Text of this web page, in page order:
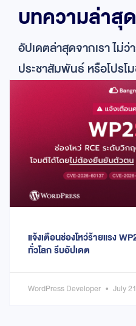
บทความล่าสุด
อัปเดตล่าสุดจากเรา ไม่
ประชาสัมพันธ์ หรือโปรโ
แจ้งเตือนช่องโหว่ร้ายแรง
ทั่วโลก รีบอัปเดต
WordPress Developer July